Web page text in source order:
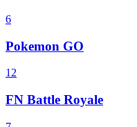
6
Pokemon GO
12
FN Battle Royale